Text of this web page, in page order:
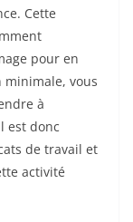
Cette
pour en
minimale, vous
à
est donc
de travail et
activité